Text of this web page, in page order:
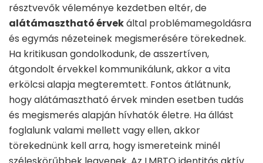
résztvevők véleménye kezdetben eltér, de
alátámasztható érvekáltal problémamegoldásra
és egymás nézeteinek megismerésére törekednek.
Ha kritikusan gondolkodunk, de asszertíven,
átgondolt érvekkel kommunikálunk, akkor a vita
erkölcsi alapja megteremtett. Fontos átlátnunk,
hogy alátámasztható érvek minden esetben tudás
és megismerés alapján hívhatók életre. Ha állást
foglalunk valami mellett vagy ellen, akkor
törekednünk kell arra, hogy ismereteink minél